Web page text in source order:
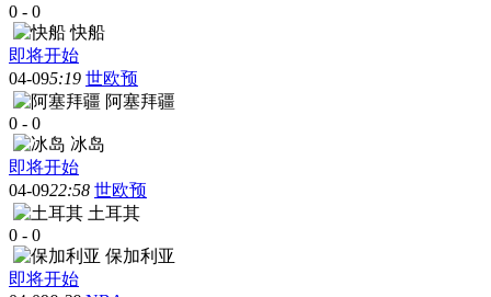
0 - 0
快船
即将开始
04-095:19 世欧预
阿塞拜疆
0 - 0
冰岛
即将开始
04-0922:58 世欧预
土耳其
0 - 0
保加利亚
即将开始